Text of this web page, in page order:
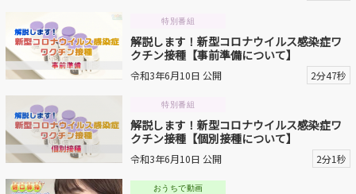
特別番組
解説します！新型コロナウイルス感染症ワ
クチン接種【事前準備について】
令和3年6月10日 公開 2分47秒
特別番組
解説します！新型コロナウイルス感染症ワ
クチン接種【個別接種について】
令和3年6月10日 公開 2分1秒
おうちで動画